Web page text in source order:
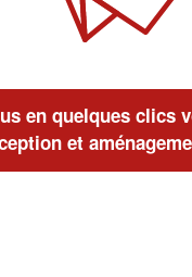
en quelques clics
et